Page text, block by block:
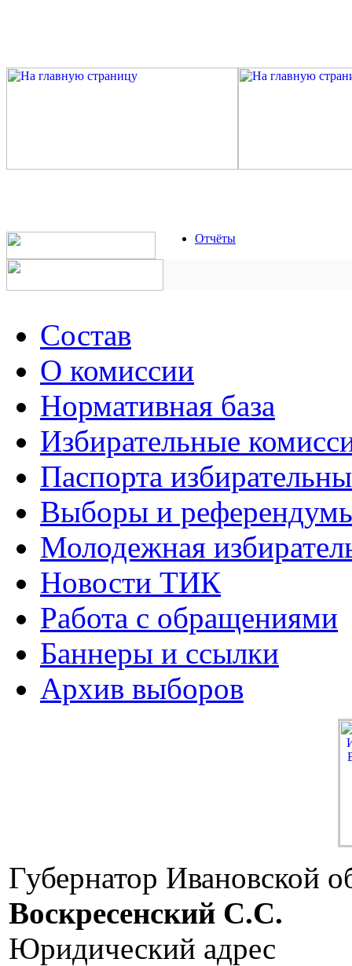
Отчёты
Состав
О комиссии
Нормативная база
Избирательные
Паспорта
Выборы и
Молодежная
Новости ТИК
Работа с обращениями
Баннеры и ссылки
Архив выборов
Губернатор Ивановской
Воскресенский C.C.
Юридический адрес